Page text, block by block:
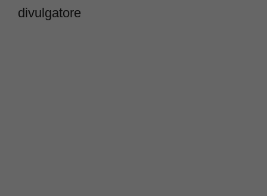
divulgatore